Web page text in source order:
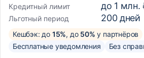
Кредитный лимит
до 1 млн.
Льготный период 200дней
Кешбэк: до 15%, до 50% у партнёров
Бесплатные уведомления
Без